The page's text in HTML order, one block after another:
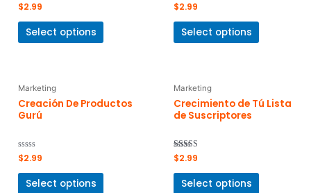
Rated
0
out
$2.99
Select options
Rated
0
out
$2.99
Select options
Marketing
Creación De Productos
Gurú
Rated
0
out
$2.99
Select options
Marketing
Crecimiento de Tú Lista
de Suscriptores
Rated
5
out of 5
$2.99
Select options